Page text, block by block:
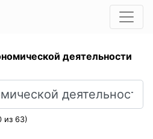
деятельности
из 63)